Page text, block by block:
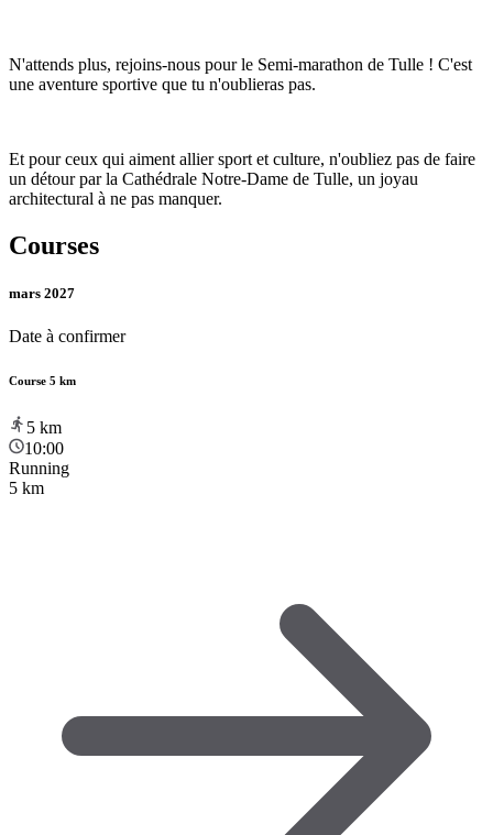
N'attends plus, rejoins-nous pour le Semi-marathon de Tulle ! C'est
une aventure sportive que tu n'oublieras pas.
Et pour ceux qui aiment allier sport et culture, n'oubliez pas de faire
un détour par la Cathédrale Notre-Dame de Tulle, un joyau
architectural à ne pas manquer.
Courses
mars 2027
Date à confirmer
Course 5 km
5 km
10:00
Running
5 km